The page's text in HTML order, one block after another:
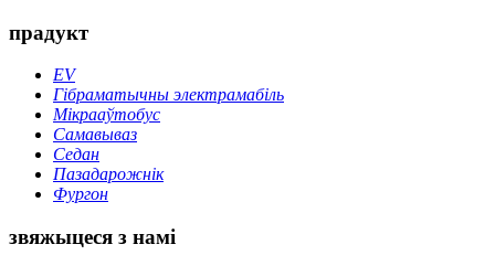
прадукт
EV
Гібраматычны электрамабіль
Мікрааўтобус
Самавываз
Седан
Пазадарожнік
Фургон
звяжыцеся з намі